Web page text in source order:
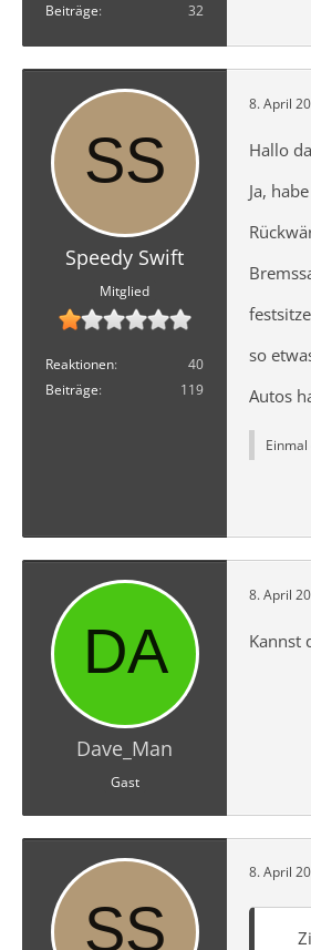
Beiträge
32
Speedy Swift
Mitglied
Reaktionen
40
Beiträge
119
8. April
Hallo
Ja,
so
Autos
Dave_Man
Gast
8. April
Kannst
8. April